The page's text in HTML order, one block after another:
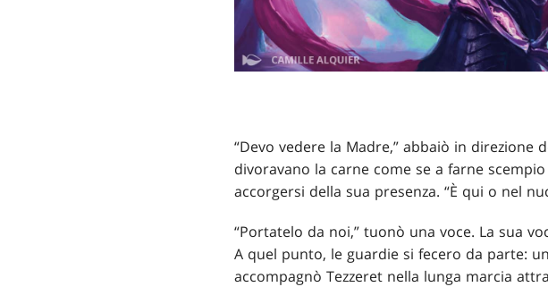
“Devo vedere la Madre,” abbaiò in
divoravano la carne come se a farne
accorgersi della sua presenza. “È qui o nel
“Portatelo da noi,” tuonò una voce. La sua
A quel punto, le guardie si fecero da parte:
accompagnò Tezzeret nella lunga marcia